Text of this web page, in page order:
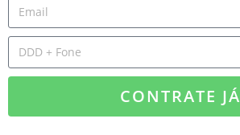
CONTRATE JÁ